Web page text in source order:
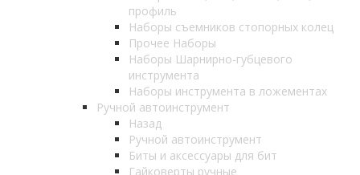
профиль
Наборы съемников стопорных колец
Прочее Наборы
Наборы Шарнирно-губцевого
инструмента
Наборы инструмента в ложементах
Ручной автоинструмент
Назад
Ручной автоинструмент
Биты и аксессуары для бит
Гайковерты ручные